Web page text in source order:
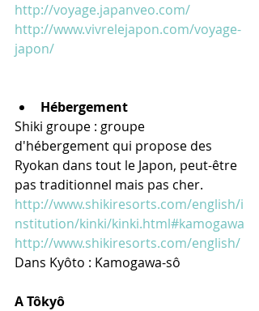
http://voyage.japanveo.com/
http://www.vivrelejapon.com/voyage-
japon/
Hébergement
Shiki groupe : groupe
d'hébergement qui propose des
Ryokan dans tout le Japon, peut-être
pas traditionnel mais pas cher.
http://www.shikiresorts.com/english/i
nstitution/kinki/kinki.html#kamogawa
http://www.shikiresorts.com/english/
Dans Kyôto : Kamogawa-sô
A Tôkyô